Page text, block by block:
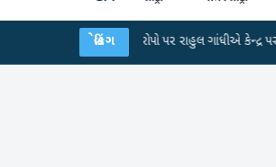
બ્રેકિંગ
લીકના આરોપો પર રાહુલ ગાંધીએ કેન્દ્ર પર પ્રહાર કર્યા